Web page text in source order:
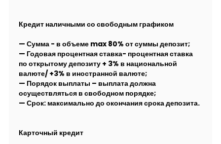
Кредит наличными со свободным графиком
— Сумма - в объеме max 80% от суммы депозит;
— Годовая процентная ставка- процентная ставка
по открытому депозиту + 3% в национальной
валюте/ +3% в иностранной валюте;
— Порядок выплаты – выплата должна
осуществляться в свободном порядке;
— Срок: максимально до окончания срока депозита.
Карточный кредит